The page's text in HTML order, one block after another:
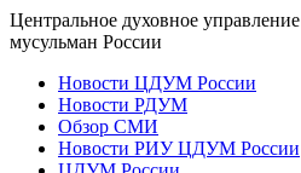
Центральное духовное управление
мусульман России
Новости ЦДУМ России
Новости РДУМ
Обзор СМИ
Новости РИУ ЦДУМ России